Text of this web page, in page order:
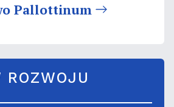
Pallottinum
ROZWOJU